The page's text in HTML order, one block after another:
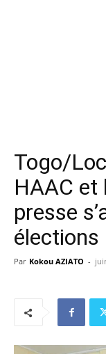
Togo/
HAAC et
presse
élections
Par Kokou AZIATO -